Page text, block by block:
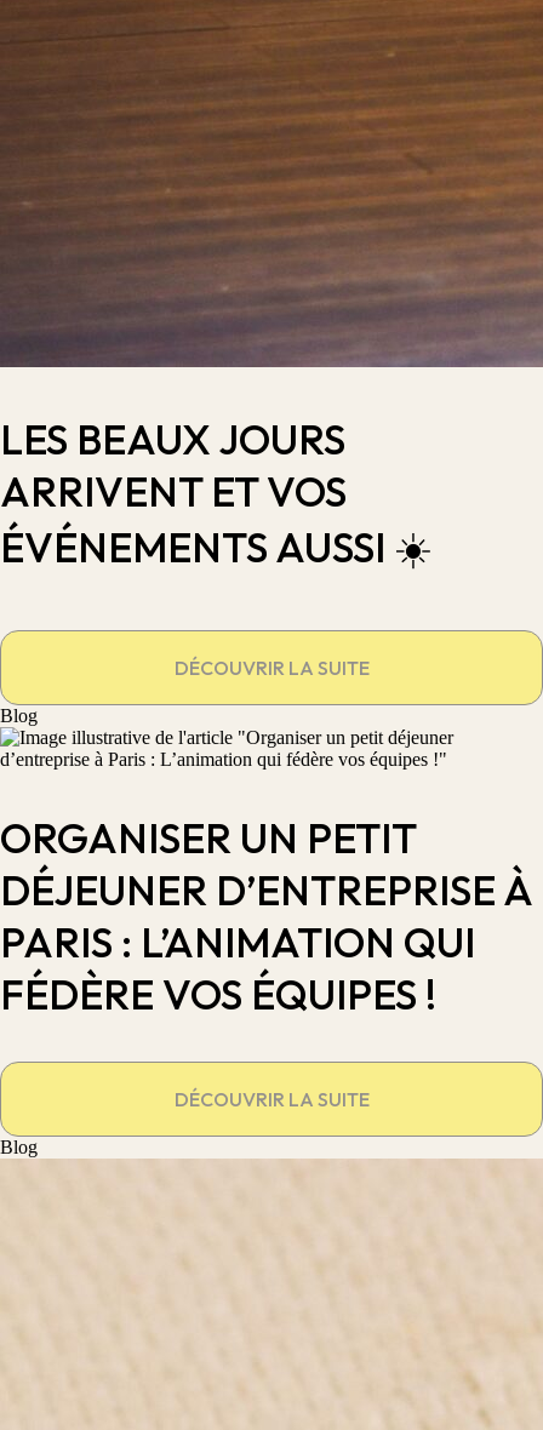
LES BEAUX JOURS
ARRIVENT ET VOS
ÉVÉNEMENTS AUSSI ☀️
DÉCOUVRIR LA SUITE
Blog
ORGANISER UN PETIT
DÉJEUNER D’ENTREPRISE À
PARIS : L’ANIMATION QUI
FÉDÈRE VOS ÉQUIPES !
DÉCOUVRIR LA SUITE
Blog